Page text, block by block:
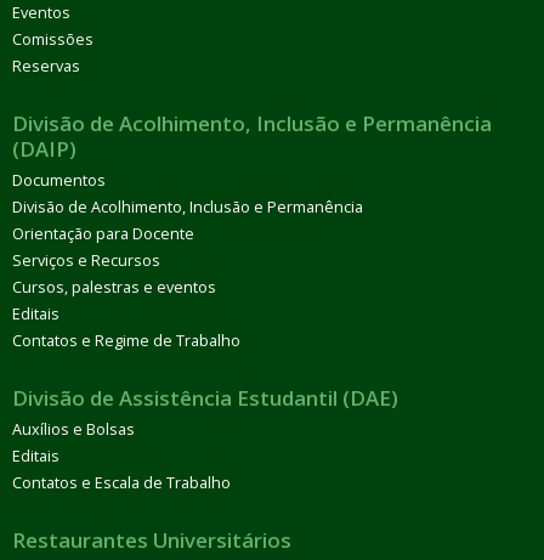
Eventos
Comissões
Reservas
Divisão de Acolhimento, Inclusão e Permanência
(DAIP)
Documentos
Divisão de Acolhimento, Inclusão e Permanência
Orientação para Docente
Serviços e Recursos
Cursos, palestras e eventos
Editais
Contatos e Regime de Trabalho
Divisão de Assistência Estudantil (DAE)
Auxílios e Bolsas
Editais
Contatos e Escala de Trabalho
Restaurantes Universitários